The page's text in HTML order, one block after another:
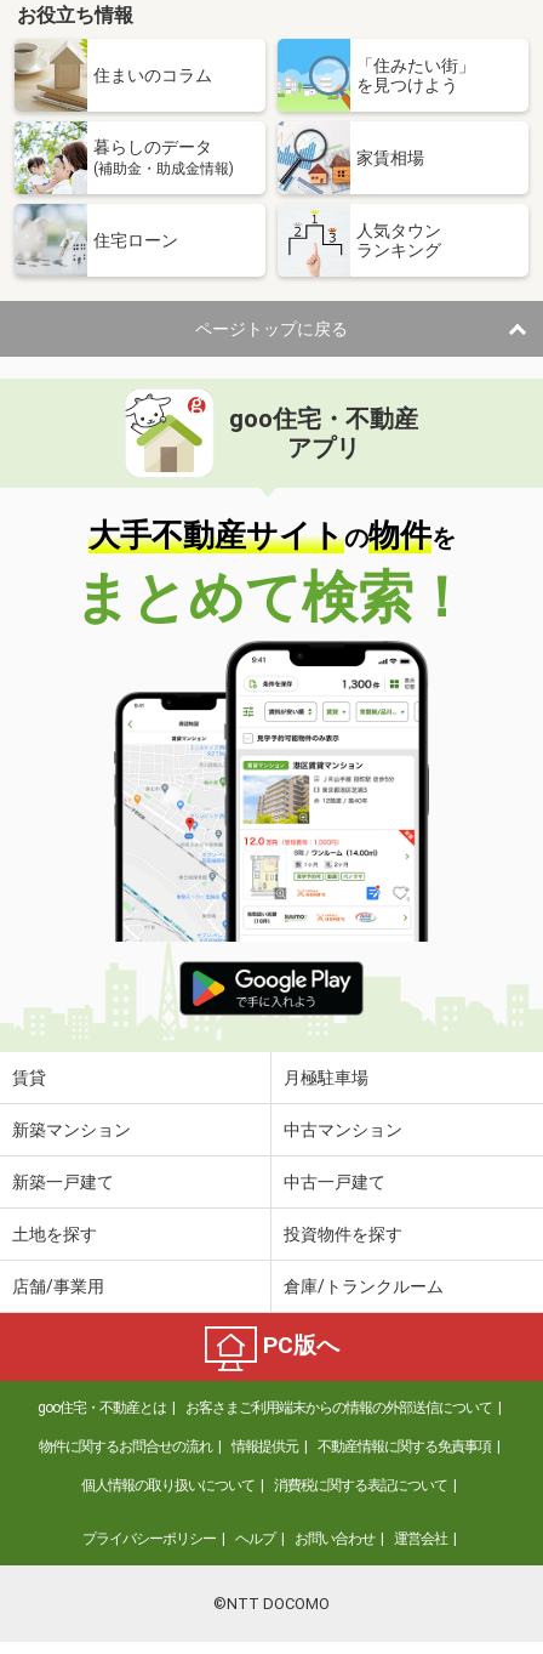
お役立ち情報
住まいのコラム
「住みたい街」
を見つけよう
暮らしのデータ
(補助金・助成金情報)
家賃相場
住宅ローン
人気タウン
ランキング
ページトップに戻る
goo住宅・不動産
アプリ
大手不動産サイトの物件を
まとめて検索！
賃貸 月極駐車場
新築マンション 中古マンション
新築一戸建て 中古一戸建て
土地を探す 投資物件を探す
店舗/事業用 倉庫/トランクルーム
PC版へ
goo住宅・不動産とは お客さまご利用端末からの情報の外部送信について
物件に関するお問合せの流れ 情報提供元 不動産情報に関する免責事項
個人情報の取り扱いについて 消費税に関する表記について
プライバシーポリシー ヘルプ お問い合わせ 運営会社
©NTT DOCOMO